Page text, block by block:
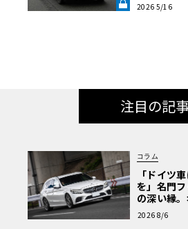
2026 5/16
注目の記
コラム
「ドイツ
を」名門
の深い縁
心と、Cク
な走り〈PR
2026 8/6